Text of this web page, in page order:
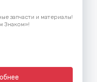
запчасти и материалы!
Знаком»!